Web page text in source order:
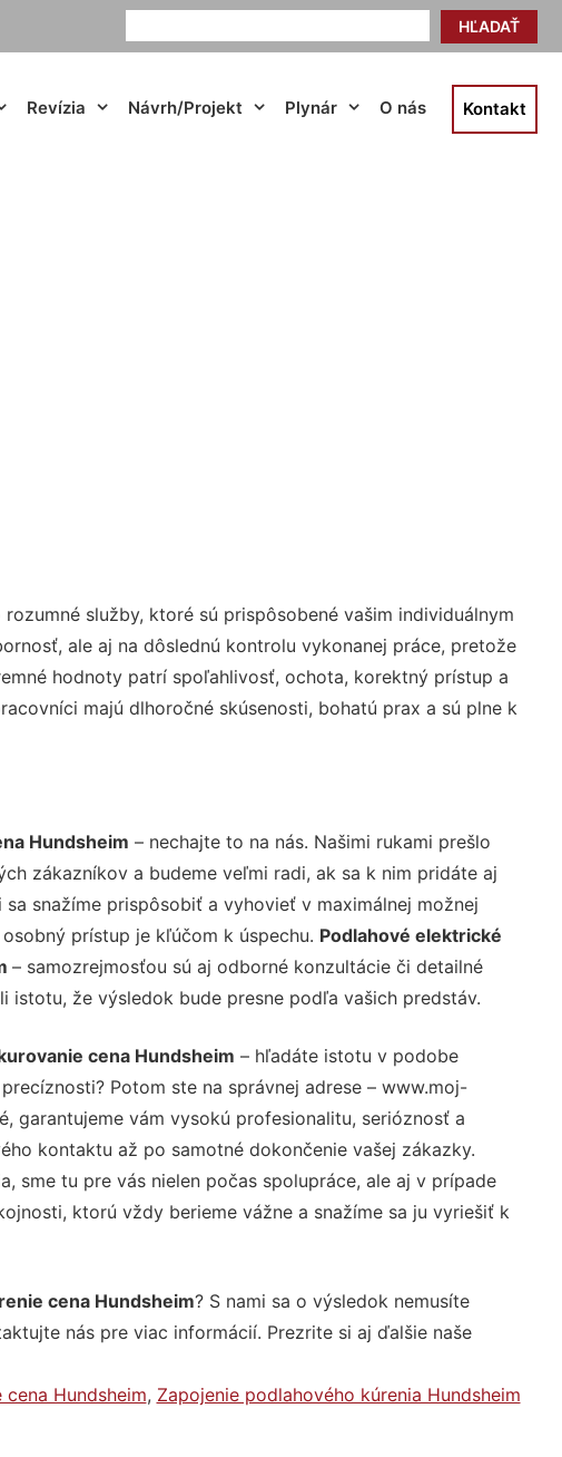
HĽADAŤ
Revízia Návrh/Projekt Plynár O nás Kontakt
služby, ktoré sú prispôsobené vašim individuálnym
ale aj na dôslednú kontrolu vykonanej práce, pretože
hodnoty patrí spoľahlivosť, ochota, korektný prístup a
majú dlhoročné skúsenosti, bohatú prax a sú plne k
Hundsheim – nechajte to na nás. Našimi rukami prešlo
zákazníkov a budeme veľmi radi, ak sa k nim pridáte aj
sa snažíme prispôsobiť a vyhovieť v maximálnej možnej
prístup je kľúčom k úspechu. Podlahové elektrické
– samozrejmosťou sú aj odborné konzultácie či detailné
istotu, že výsledok bude presne podľa vašich predstáv.
cena Hundsheim – hľadáte istotu v podobe
Potom ste na správnej adrese – www.moj-
garantujeme vám vysokú profesionalitu, serióznosť a
kontaktu až po samotné dokončenie vašej zákazky.
sme tu pre vás nielen počas spolupráce, ale aj v prípade
ktorú vždy berieme vážne a snažíme sa ju vyriešiť k
cena Hundsheim? S nami sa o výsledok nemusíte
nás pre viac informácií. Prezrite si aj ďalšie naše
Hundsheim, Zapojenie podlahového kúrenia Hundsheim